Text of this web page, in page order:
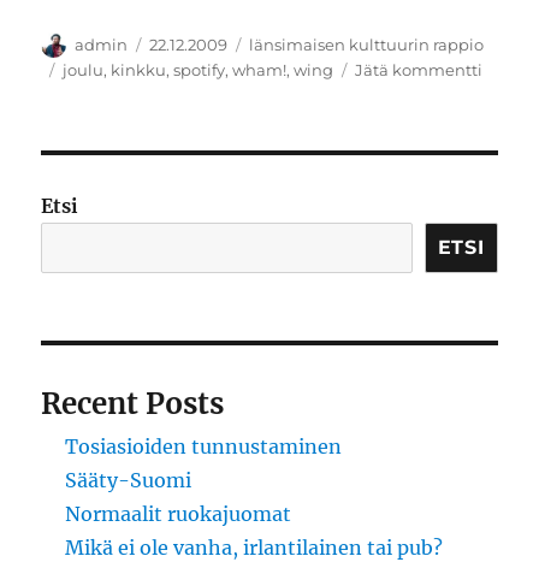
Kirjoittaja
admin Julkaistu
22.12.2009 Kategoriat
länsimaisen kulttuurin rappio
Avainsanat
joulu, kinkku,spotify,wham!,wing Jätä kommentti
Etsi
ETSI
Recent Posts
Tosiasioiden tunnustaminen
Sääty-Suomi
Normaalit ruokajuomat
Mikä ei ole vanha, irlantilainen tai pub?